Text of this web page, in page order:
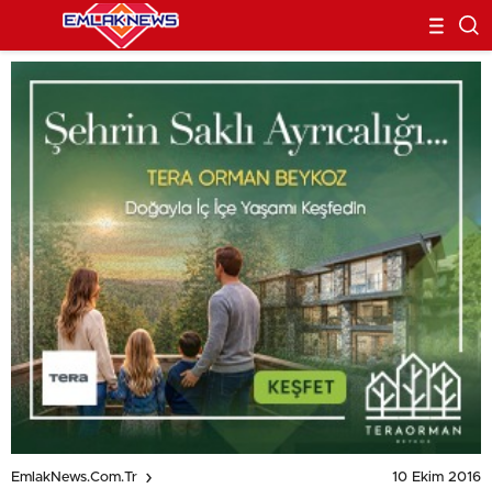
EmlakNews.com.tr 10 Ekim 2016